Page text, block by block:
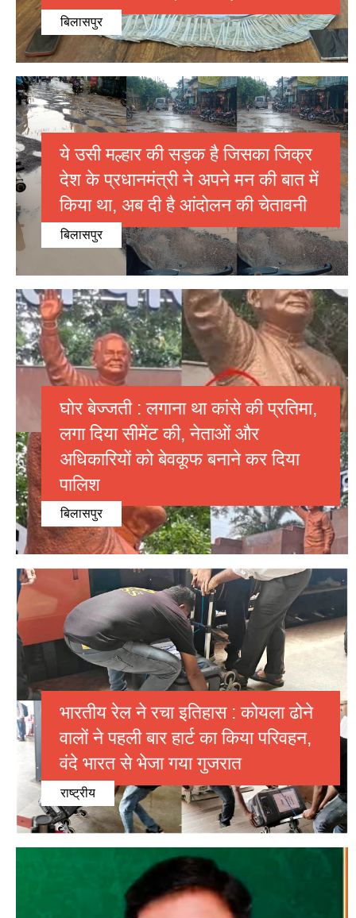
बिलासपुर
ये उसी मल्हार की सड़क है जिसका जिक्र
देश के प्रधानमंत्री ने अपने मन की बात में
किया था, अब दी है आंदोलन की चेतावनी
बिलासपुर
घोर बेज्जती : लगाना था कांसे की प्रतिमा,
लगा दिया सीमेंट की, नेताओं और
अधिकारियों को बेवकूफ बनाने कर दिया
पालिश
बिलासपुर
भारतीय रेल ने रचा इतिहास : कोयला ढोने
वालों ने पहली बार हार्ट का किया परिवहन,
वंदे भारत से भेजा गया गुजरात
राष्ट्रीय